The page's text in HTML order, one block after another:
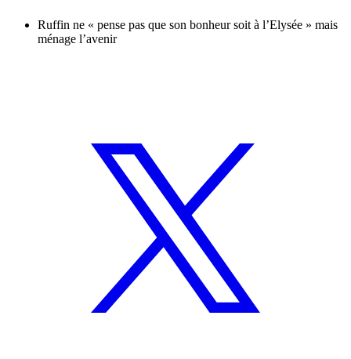
Ruffin ne « pense pas que son bonheur soit à l’Elysée » mais
ménage l’avenir